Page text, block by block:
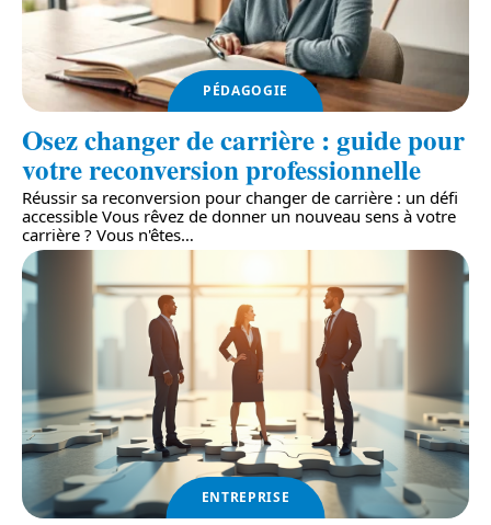
PÉDAGOGIE
Osez changer de carrière : guide pour
votre reconversion professionnelle
Réussir sa reconversion pour changer de carrière : un défi
accessible Vous rêvez de donner un nouveau sens à votre
carrière ? Vous n'êtes…
ENTREPRISE